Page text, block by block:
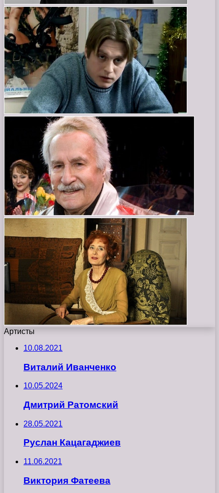
Артисты
10.08.2021
Виталий Иванченко
10.05.2024
Дмитрий Ратомский
28.05.2021
Руслан Кацагаджиев
11.06.2021
Виктория Фатеева